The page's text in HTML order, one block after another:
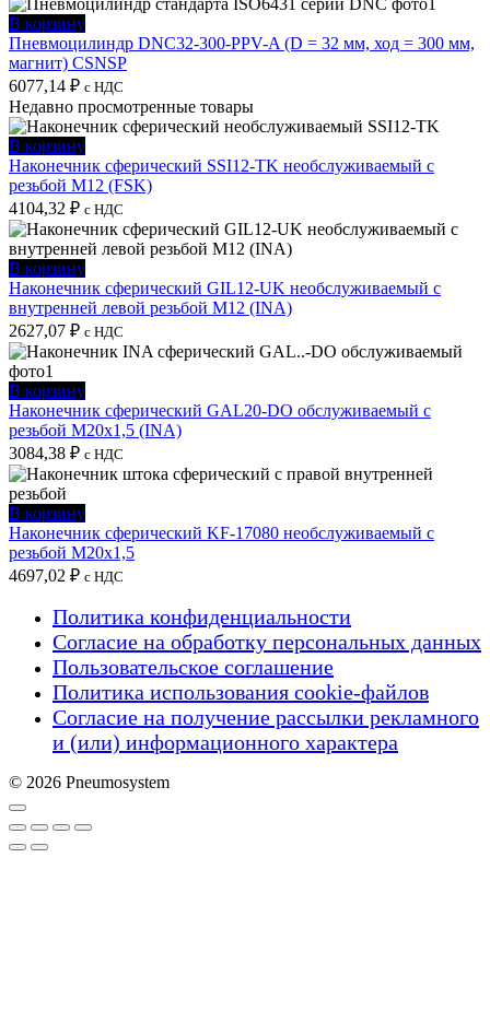
В корзину
Пневмоцилиндр DNC32-300-PPV-A (D = 32 мм, ход = 300 мм,
магнит) CSNSP
6077,14 ₽ с НДС
Недавно просмотренные товары
В корзину
Наконечник сферический SSI12-TK необслуживаемый с
резьбой M12 (FSK)
4104,32 ₽ с НДС
В корзину
Наконечник сферический GIL12-UK необслуживаемый с
внутренней левой резьбой M12 (INA)
2627,07 ₽ с НДС
В корзину
Наконечник сферический GAL20-DO обслуживаемый с
резьбой M20x1,5 (INA)
3084,38 ₽ с НДС
В корзину
Наконечник сферический KF-17080 необслуживаемый с
резьбой M20x1,5
4697,02 ₽ с НДС
Политика конфиденциальности
Согласие на обработку персональных данных
Пользовательское соглашение
Политика использования cookie-файлов
Согласие на получение рассылки рекламного
и (или) информационного характера
© 2026 Pneumosystem